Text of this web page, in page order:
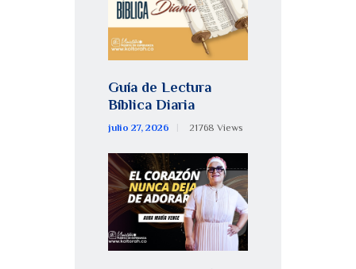
Guía de Lectura
Bíblica Diaria
julio 27, 2026 21768 Views